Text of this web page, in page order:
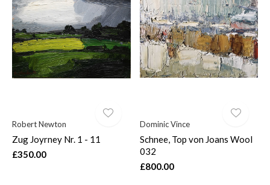
Robert Newton
Zug Joyrney Nr. 1 - 11
£350.00
Dominic Vince
Schnee, Top von Joans Wool
032
£800.00